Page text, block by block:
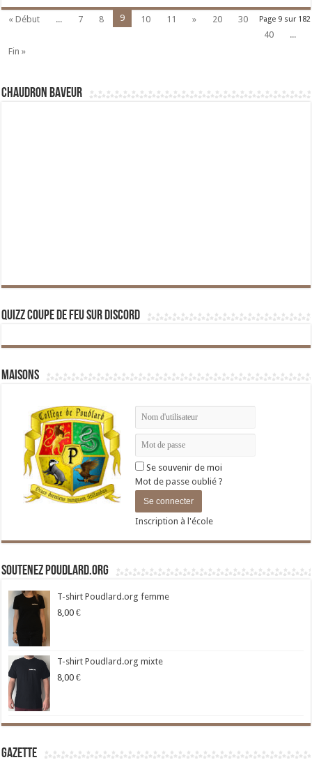
Page 9 sur 182
« Début ... 7 8 9 10 11 » 20
30
40
...
Fin »
Chaudron Baveur
Quizz Coupe de Feu sur Discord
Maisons
Se souvenir de moi
Mot de passe oublié ?
Inscription à l'école
Soutenez Poudlard.org
T-shirt Poudlard.org femme
8,00 €
T-shirt Poudlard.org mixte
8,00 €
Gazette